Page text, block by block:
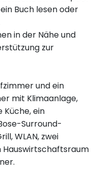
Buch lesen oder
in der Nähe und
zur
und ein
mit Klimaanlage,
Küche, ein
Surround-
WLAN, zwei
Hauswirtschaftsraum